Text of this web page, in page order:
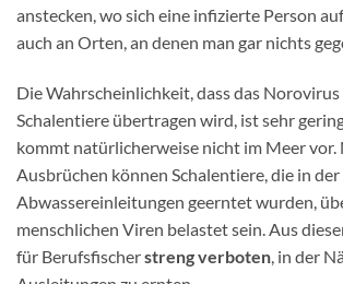
anstecken, wo sich eine infizierte Person
auch an Orten, an denen man gar nichts
Die Wahrscheinlichkeit, dass das
Schalentiere übertragen wird, ist sehr
kommt natürlicherweise nicht im Meer vor.
Ausbrüchen können Schalentiere, die in
Abwassereinleitungen geerntet wurden,
menschlichen Viren belastet sein. Aus
für Berufsfischerstreng verboten, in der